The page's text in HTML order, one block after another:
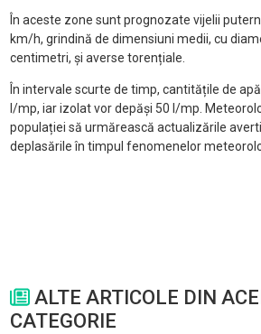
În aceste zone sunt prognozate vijelii
km/h, grindină de dimensiuni medii, cu
centimetri, și averse torențiale.
În intervale scurte de timp, cantitățile de
l/mp, iar izolat vor depăși 50 l/mp.
populației să urmărească actualizările
deplasările în timpul fenomenelor
ALTE ARTICOLE DIN
CATEGORIE